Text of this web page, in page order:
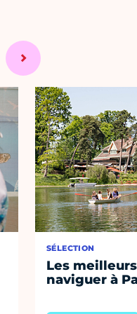
SÉLECTION
Les
naviguer à